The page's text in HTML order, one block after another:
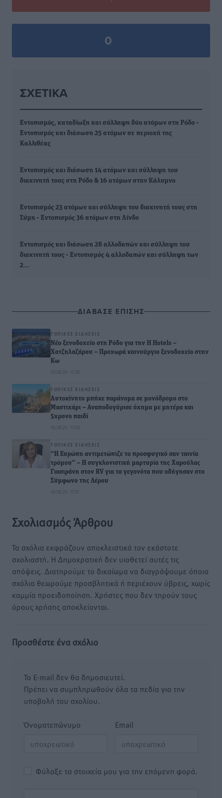
0
ΣΧΕΤΙΚΆ
Εντοπισμός, καταδίωξη και σύλληψη δύο ατόμων στη Ρόδο -
Εντοπισμός και διάσωση 25 ατόμων σε περιοχή της
Καλλιθέας
Εντοπισμός και διάσωση 14 ατόμων και σύλληψη του
διακινητή τους στη Ρόδο & 16 ατόμων στην Κάλυμνο
Εντοπισμός 23 ατόμων και σύλληψη του διακινητή τους στη
Σύμη - Εντοπισμός 36 ατόμων στη Λίνδο
Εντοπισμός και διάσωση 28 αλλοδαπών και σύλληψη του
διακινητή τους - Εντοπισμός 4 αλλοδαπών και σύλληψη των
2…
ΔΙΑΒΑΣΕ ΕΠΙΣΗΣ
ΤΟΠΙΚΈΣ ΕΙΔΉΣΕΙΣ
Νέο ξενοδοχείο στη Ρόδο για την H Hotels –
Χατζηλαζάρου – Προχωρά καινούργιο ξενοδοχείο στην
Κω
06.08.26 · 17:36
ΤΟΠΙΚΈΣ ΕΙΔΉΣΕΙΣ
Αυτοκίνητο μπήκε παράνομα σε μονόδρομο στο
Μαστιχάρι – Αναποδογύρισε όχημα με μητέρα και
5χρονο παιδί
06.08.26 · 17:29
ΤΟΠΙΚΈΣ ΕΙΔΉΣΕΙΣ
“Η Ευρώπη αντιμετώπιζε το προσφυγικό σαν ταινία
τρόμου” – Η συγκλονιστική μαρτυρία της Χαρούλας
Γιασιράνη στον RV για τα γεγονότα που οδήγησαν στο
Σύμφωνο της Λέρου
06.08.26 · 17:21
Σχολιασμός Άρθρου
Τα σχόλια εκφράζουν αποκλειστικά τον εκάστοτε
σχολιαστή. Η Δημοκρατική δεν υιοθετεί αυτές τις
απόψεις. Διατηρούμε το δικαίωμα να διαγράψουμε όποια
σχόλια θεωρούμε προσβλητικά ή περιέχουν ύβρεις, χωρίς
καμμία προειδοποίηση. Χρήστες που δεν τηρούν τους
όρους χρήσης αποκλείονται.
Προσθέστε ένα σχόλιο
Το E-mail δεν θα δημοσιευτεί.
Πρέπει να συμπληρωθούν όλα τα πεδία για την
υποβολή του σχολίου.
Όνοματεπώνυμο Email
Φύλαξε τα στοιχεία μου για την επόμενη φορά.